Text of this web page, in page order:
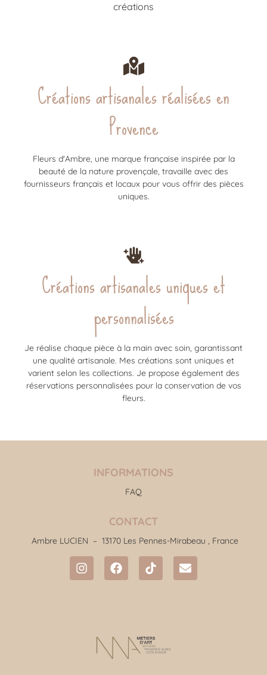
créations
Créations artisanales réalisées en
Provence
Fleurs d'Ambre, une marque française inspirée par la
beauté de la nature provençale, travaille avec des
fournisseurs français et locaux pour vous offrir des pièces
uniques.
Créations artisanales uniques et
personnalisées
Je réalise chaque pièce à la main avec soin, garantissant
une qualité artisanale. Mes créations sont uniques et
varient selon les collections. Je propose également des
réservations personnalisées pour la conservation de vos
fleurs.
CONTACT
Ambre LUCIEN – 13170 Les Pennes-Mirabeau , France
INFORMATIONS
FAQ